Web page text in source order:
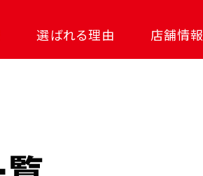
選ばれる理由
大成功の土地探し
安心保証
店舗情報